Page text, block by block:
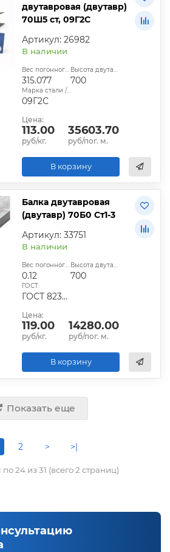
двутавровая (двутавр)
70Ш5 ст, 09Г2С
Артикул: 26982
В наличии
Вес погонного метра, кг:
315.077
Высота двутавра:
700
Марка стали / сплава:
09Г2С
Цена:
113.00
руб/кг.
35603.70
руб/пог. м.
В корзину
Балка двутавровая
(двутавр) 70Б0 Ст1-3
Артикул: 33751
В наличии
Вес погонного метра, т.:
0.12
Высота двутавра:
700
ГОСТ:
ГОСТ 8239-89
Цена:
119.00
руб/кг.
14280.00
руб/пог. м.
В корзину
Показать еще
2 > >|
по 24 из 31 (всего 2 страниц)